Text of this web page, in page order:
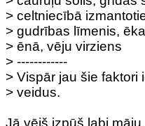
> celtniecībā
> gudrības līmenis,
> ēnā, vēju virziens
> ------------
> Vispār jau šie faktori
> veidus.
Jā,vējš izpūš labi